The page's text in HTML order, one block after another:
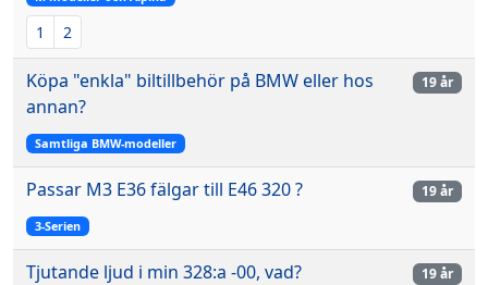
1 2
Köpa "enkla" biltillbehör på BMW eller hos
annan?
Samtliga BMW-modeller
19 år
Passar M3 E36 fälgar till E46 320 ?
3-Serien
19 år
Tjutande ljud i min 328:a -00, vad? 19 år